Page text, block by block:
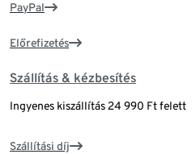
PayPal
Előrefizetés
Szállítás & kézbesítés
Ingyenes kiszállítás 24 990 Ft felett
Szállítási díj